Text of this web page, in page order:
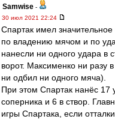
Samwise -
30 июл 2021 22:24
Спартак имел
по владению мячом и по
нанесли ни одного удара в
ворот. Максименко ни разу
ни одбил ни одного мяча).
При этом Спартак нанёс 17
соперника и 6 в створ.
игры Спартака, если